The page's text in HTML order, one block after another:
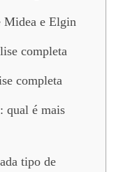
Midea e Elgin
completa
completa
qual é mais
tipo de